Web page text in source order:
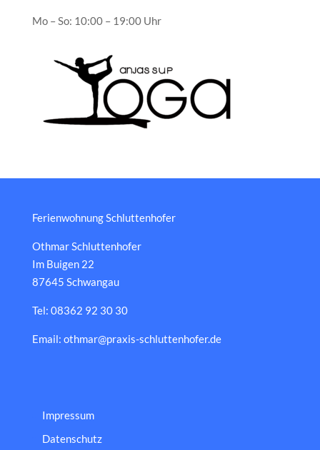
Mo – So: 10:00 – 19:00 Uhr
Ferienwohnung Schluttenhofer
Othmar Schluttenhofer
Im Buigen 22
87645 Schwangau
Tel: 08362 92 30 30
Email: othmar@praxis-schluttenhofer.de
Impressum
Datenschutz